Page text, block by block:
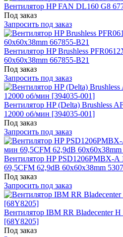
Вентилятор HP FAN DL160 G8
Под заказ
Запросить под заказ
Вентилятор HP Brushless
60x60x38mm 667855-B21
Под заказ
Запросить под заказ
Вентилятор HP (Delta) Brushless
12000 об/мин [394035-001]
Под заказ
Запросить под заказ
Вентилятор HP PSD1206PMBX-
69,5CFM 62,9dB 60x60x38mm
Под заказ
Запросить под заказ
Вентилятор IBM RR Bladecenter H
[68Y8205]
Под заказ